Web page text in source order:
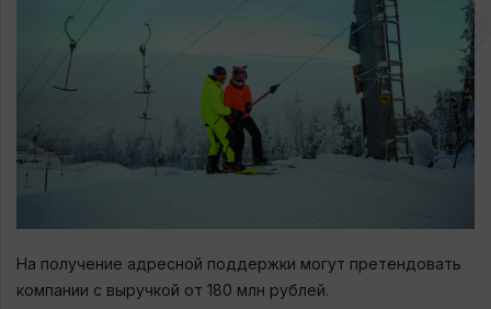
На получение адресной поддержки могут претендовать
компании с выручкой от 180 млн рублей.